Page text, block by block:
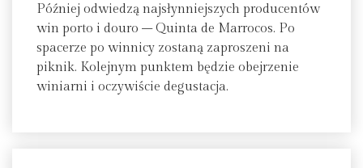
Później odwiedzą najsłynniejszych producentów
win porto i douro – Quinta de Marrocos. Po
spacerze po winnicy zostaną zaproszeni na
piknik. Kolejnym punktem będzie obejrzenie
winiarni i oczywiście degustacja.